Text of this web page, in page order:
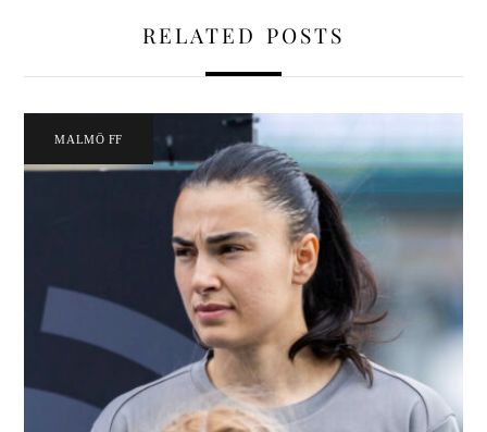
RELATED POSTS
MALMÖ FF